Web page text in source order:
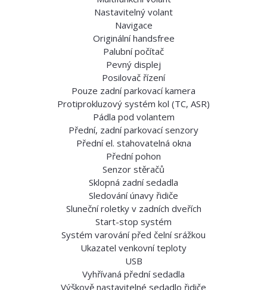
Nastavitelný volant
Navigace
Originální handsfree
Palubní počítač
Pevný displej
Posilovač řízení
Pouze zadní parkovací kamera
Protiprokluzový systém kol (TC, ASR)
Pádla pod volantem
Přední, zadní parkovací senzory
Přední el. stahovatelná okna
Přední pohon
Senzor stěračů
Sklopná zadní sedadla
Sledování únavy řidiče
Sluneční roletky v zadních dveřích
Start-stop systém
Systém varování před čelní srážkou
Ukazatel venkovní teploty
USB
Vyhřívaná přední sedadla
Výškově nastavitelné sedadlo řidiče